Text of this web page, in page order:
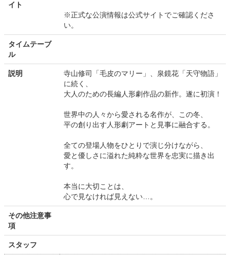
イト
※正式な公演情報は公式サイトでご確認くださ
い。
タイムテーブ
ル
説明
寺山修司「毛皮のマリー」、泉鏡花「天守物語」
に続く、
大人のための長編人形劇作品の新作。遂に初演！
世界中の人々から愛される名作が、この冬、
平の創り出す人形劇アートと見事に融合する。
全ての登場人物をひとりで演じ分けながら、
愛と優しさに溢れた純粋な世界を忠実に描き出
す。
本当に大切ことは、
心で見なければ見えない…。
その他注意事
項
スタッフ